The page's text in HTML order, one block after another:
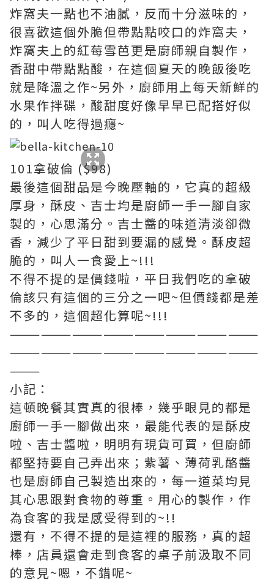
炸窩夫一點也不油膩，反而十分滋味的，
很喜歡這個外脆但帶點點咬口的炸窩夫，
炸窩夫上的紅莓雪芭更是廚師親自製作，
香甜中帶點點酸，在這個夏天的晚飯後吃
就是降溫之作~另外，廚師用上每天新鮮的
水果作拌碟，酸甜度好像早早已配搭好似
的，叫人吃得過癮~
101拿破倫 ($98)
最後這個甜品是今晚壓軸的，它真的超級
厚身，酥皮、吉士均是廚師一手一腳自家
製的，心思滿分。吉士醬的味道清淡卻微
香，減少了平日甜到要漏的感覺。酥皮超
脆的，叫人一食愛上~!!!
不得不提的是價錢啦，平日我們吃的拿破
倫該只有這個的三分之一吧~但價錢都是差
不多的，這個超化算呢~!!!
————————————————————————
————————————————————————
———
小記：
這頓晚餐其實真的很棒，幾乎眼見的都是
廚師一手一腳做出來，最能代表的是酥皮
啦、吉士醬啦，明明有現貨可買，但廚師
都堅持要自己弄出來；紫薯、薄荷乳酪醬
也是廚師自己製造出來的，每一道菜均見
其心思跟對食物的尊重。用心的製作，作
為食客的我是感受得到的~!!
還有，不得不提的是這裡的服務，真的超
棒，店員還會走到食客的桌子前汲取不同
的意見~嗯，不錯呢~